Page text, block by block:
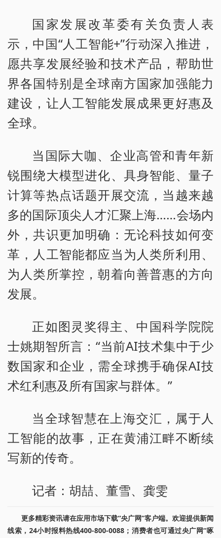
国家发展改革委有关负责人表
示，中国“人工智能+”行动深入推进，
愿共享发展经验和技术产品，帮助世
界各国特别是全球南方国家加强能力
建设，让人工智能发展成果更好惠及
全球。
当国际大咖、企业高管和青年新
锐围绕大模型进化、具身智能、量子
计算等热点话题开展交流，当越来越
多的国际顶尖人才汇聚上海……会场内
外，共识更加明确：无论科技如何变
革，人工智能都应当为人类所利用、
为人类所掌控，朝着向善普惠的方向
发展。
正如图灵奖得主、中国科学院院
士姚期智所言：“当前AI技术集中于少
数国家和企业，需全球携手确保AI技
术红利惠及所有国家与群体。”
当全球智慧在上海交汇，属于人
工智能的故事，正在黄浦江畔不断续
写新的传奇。
记者：胡喆、董雪、龚雯
更多精彩资讯请在应用市场下载“央广网”客户端。欢迎提供新闻
线索，24小时报料热线400-800-0088；消费者也可通过央广网“啄